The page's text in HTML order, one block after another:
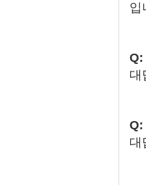
입
Q:
대
Q:
대